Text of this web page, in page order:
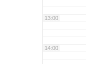
13:00
14:00